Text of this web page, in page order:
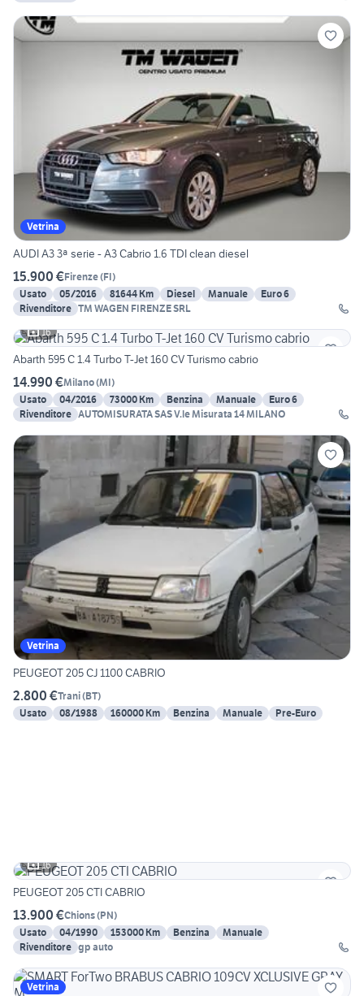
Vetrina
AUDI A3 3ª serie - A3 Cabrio 1.6 TDI clean diesel
15.900 €Firenze(FI)
Usato
05/2016 81644 Km Diesel Manuale
Euro 6
Rivenditore TM WAGEN FIRENZE SRL
16
Abarth 595 C 1.4 Turbo T-Jet 160 CV Turismo cabrio
14.990 €Milano(MI)
Usato
04/2016 73000 Km Benzina Manuale
Euro 6
Rivenditore AUTOMISURATA SAS V.le Misurata 14 MILANO
Vetrina
PEUGEOT 205 CJ 1100 CABRIO
2.800 €Trani(BT)
Usato
08/1988 160000 Km Benzina Manuale Pre-Euro
16
PEUGEOT 205 CTI CABRIO
13.900 €Chions(PN)
Usato
04/1990 153000 Km Benzina
Manuale
Rivenditore gp auto
Vetrina